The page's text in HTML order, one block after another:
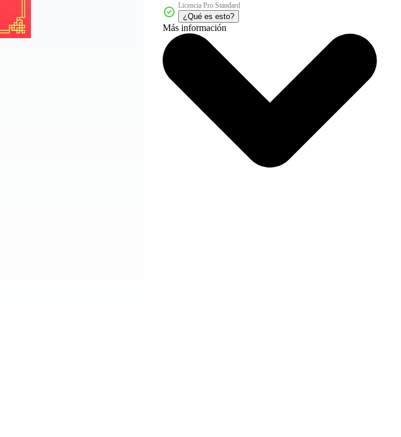
Licencia Pro Standard
¿Qué es esto?
Más información